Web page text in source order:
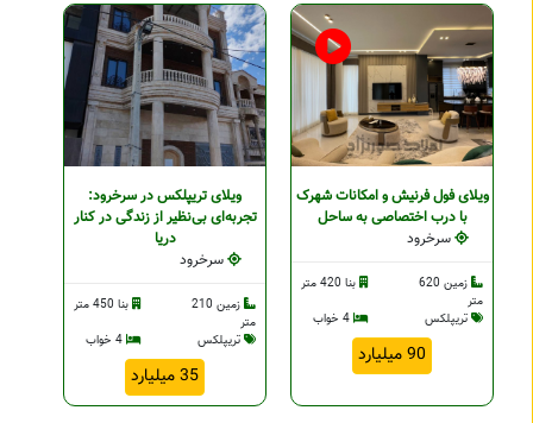
ویلای فول فرنیش و امکانات شهرک
با درب اختصاصی به ساحل
سرخرود
زمین 620
متر
بنا 420 متر
تریپلکس
4 خواب
90 میلیارد
ویلای تریپلکس در سرخرود:
تجربه‌ای بی‌نظیر از زندگی در کنار
دریا
سرخرود
زمین 210
متر
بنا 450 متر
تریپلکس
4 خواب
35 میلیارد